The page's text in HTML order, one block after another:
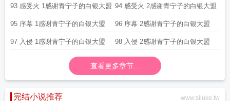
打赏 打赏
93 感受火 1感谢青宁子的白银大盟 94 感受火 2感谢青宁子的白银大盟
95 序幕 1感谢青宁子的白银大盟 96 序幕 2感谢青宁子的白银大盟
97 入侵 1感谢青宁子的白银大盟 98 入侵 2感谢青宁子的白银大盟
查看更多章节...
完结小说推荐 www.siluke.tw